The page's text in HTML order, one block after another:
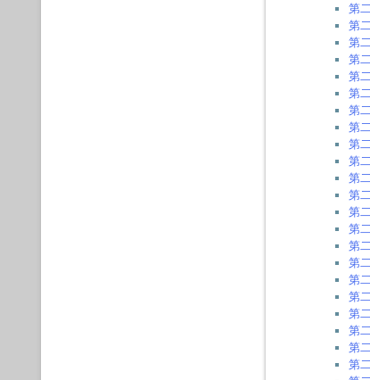
第
第
第
第
第
第
第
第
第
第
第
第
第
第
第
第
第
第
第
第
第
第